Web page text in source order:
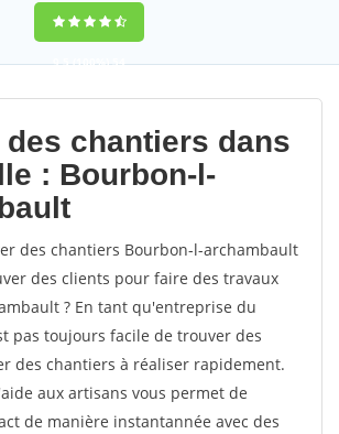
9,5(100%)54
votes
des chantiers dans
: Bourbon-l-
des chantiers Bourbon-l-archambault
des clients pour faire des travaux
? En tant qu'entreprise du
pas toujours facile de trouver des
des chantiers à réaliser rapidement.
aux artisans vous permet de
de manière instantannée avec des